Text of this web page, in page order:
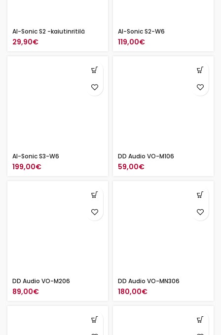
AI-Sonic S2 -kaiutinritilä
29,90€
AI-Sonic S2-W6
119,00€
AI-Sonic S3-W6
199,00€
DD Audio VO-M106
59,00€
DD Audio VO-M206
89,00€
DD Audio VO-MN306
180,00€